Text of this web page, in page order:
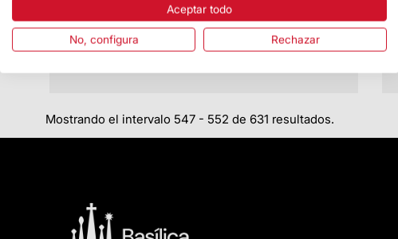
Los 3.000 ganadores y ganadoras
podrán visitar el templo entre los días 18,
19 y 20 de septiembre
Mostrando el intervalo 547 - 552 de 631 resultados.
Aceptar todo
No, configura Rechazar